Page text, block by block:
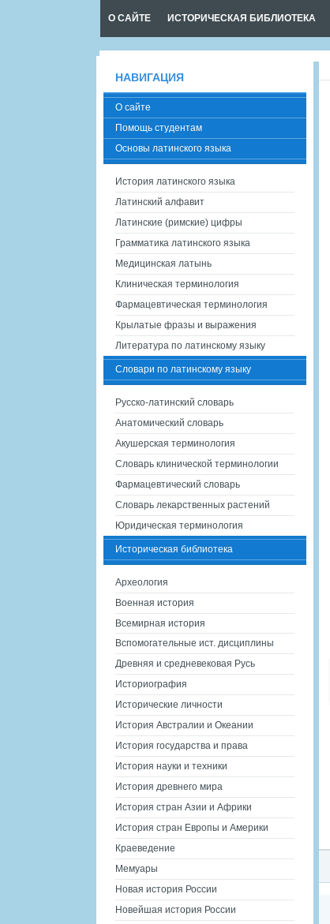
О САЙТЕ ИСТОРИЧЕСКАЯ БИБЛИОТЕКА
НАВИГАЦИЯ
О сайте
Помощь студентам
Основы латинского языка
История латинского языка
Латинский алфавит
Латинские (римские) цифры
Грамматика латинского языка
Медицинская латынь
Клиническая терминология
Фармацевтическая терминология
Крылатые фразы и выражения
Литература по латинскому языку
Словари по латинскому языку
Русско-латинский словарь
Анатомический словарь
Акушерская терминология
Словарь клинической терминологии
Фармацевтический словарь
Словарь лекарственных растений
Юридическая терминология
Историческая библиотека
Археология
Военная история
Всемирная история
Вспомогательные ист. дисциплины
Древняя и средневековая Русь
Историография
Исторические личности
История Австралии и Океании
История государства и права
История науки и техники
История древнего мира
История стран Азии и Африки
История стран Европы и Америки
Краеведение
Мемуары
Новая история России
Новейшая история России